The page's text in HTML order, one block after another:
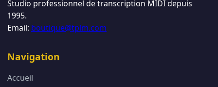
Studio professionnel de transcription MIDI depuis
1995.
Email: boutique@tplm.com
Navigation
Accueil